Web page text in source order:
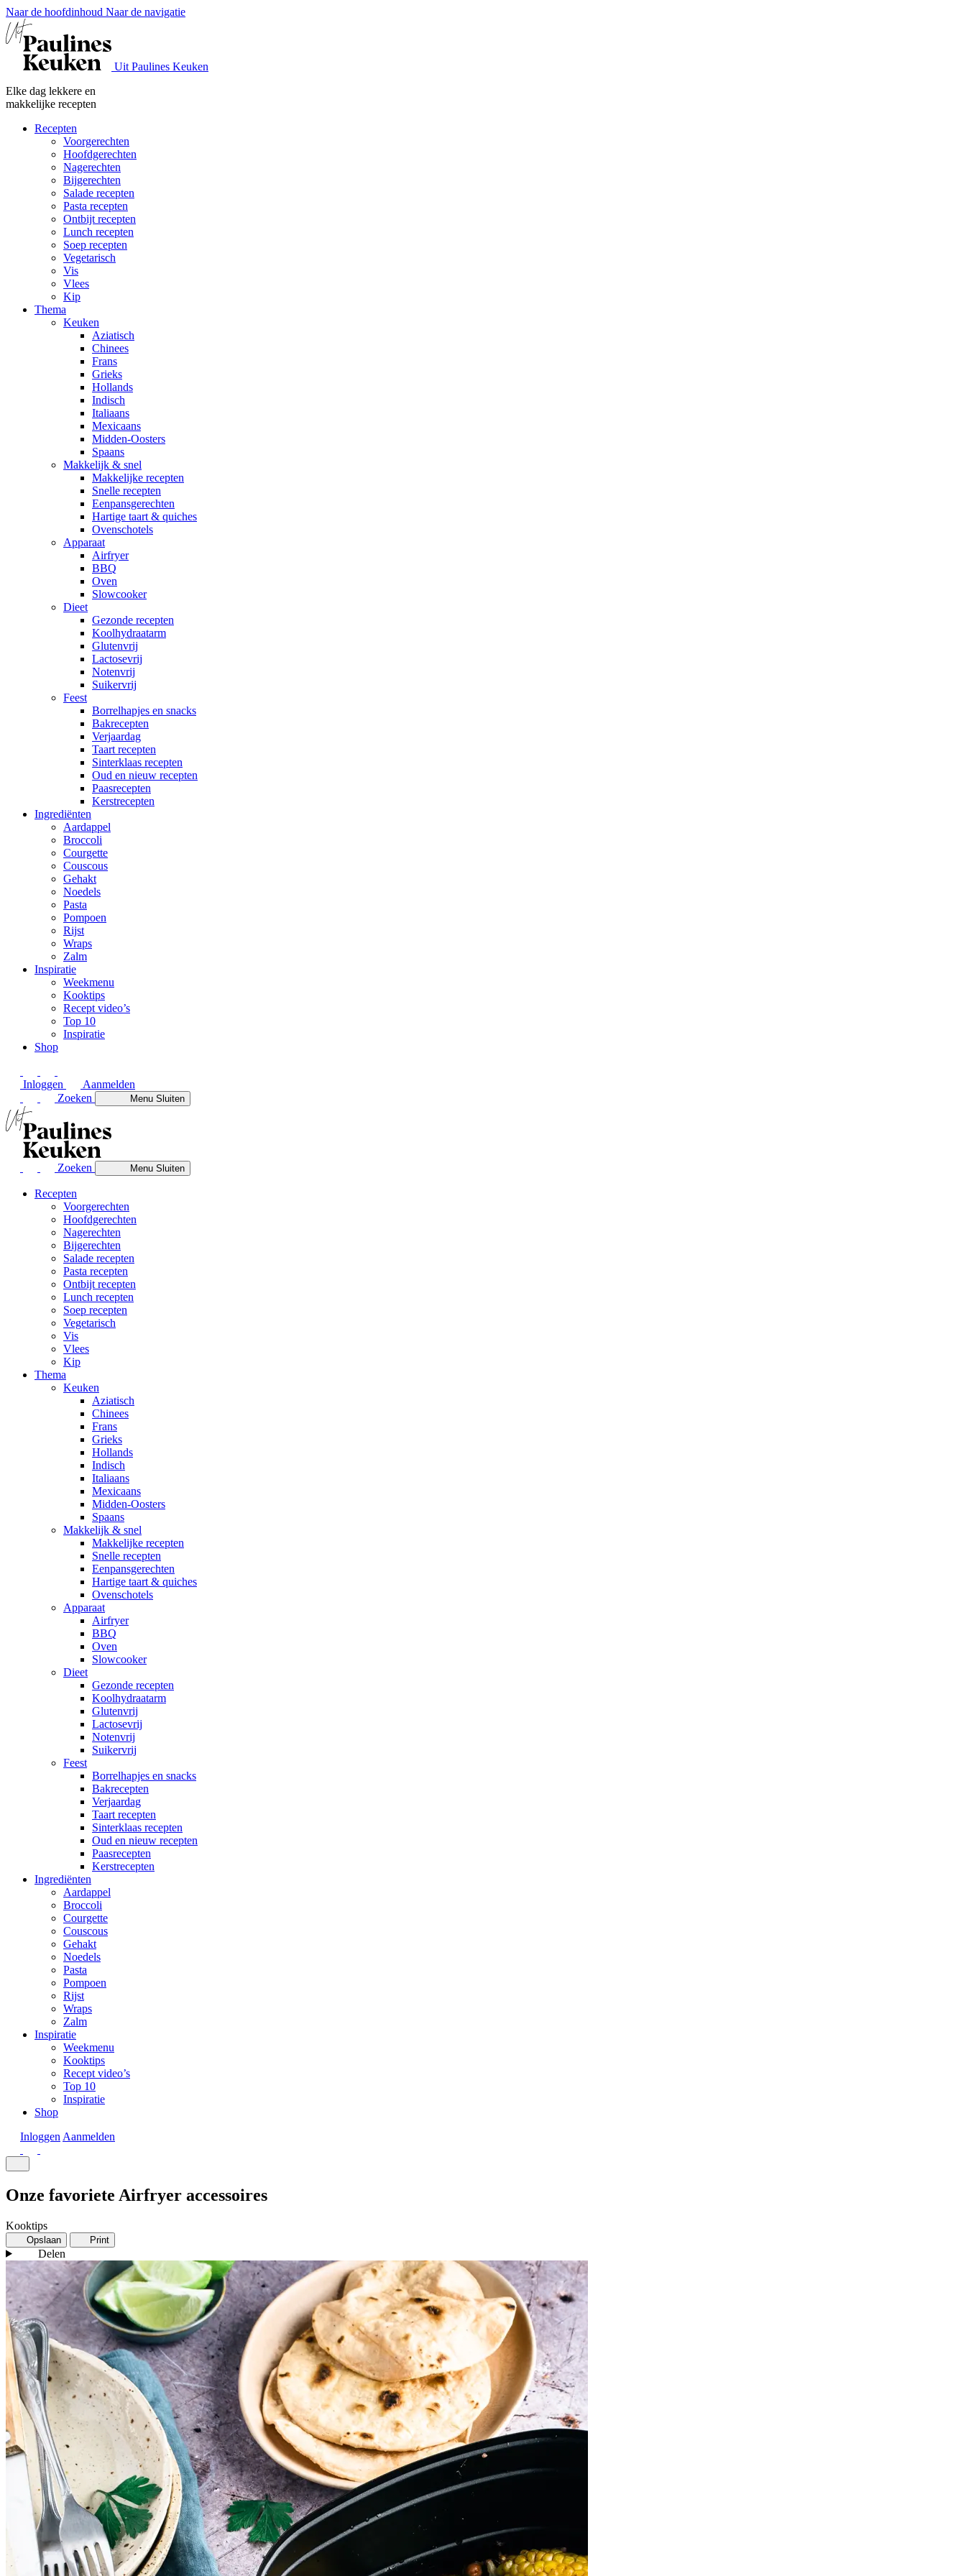
Naar de hoofdinhoud Naar de navigatie
Uit Paulines Keuken
Elke dag lekkere en
makkelijke recepten
Recepten
Voorgerechten
Hoofdgerechten
Nagerechten
Bijgerechten
Salade recepten
Pasta recepten
Ontbijt recepten
Lunch recepten
Soep recepten
Vegetarisch
Vis
Vlees
Kip
Thema
Keuken
Aziatisch
Chinees
Frans
Grieks
Hollands
Indisch
Italiaans
Mexicaans
Midden-Oosters
Spaans
Makkelijk & snel
Makkelijke recepten
Snelle recepten
Eenpansgerechten
Hartige taart & quiches
Ovenschotels
Apparaat
Airfryer
BBQ
Oven
Slowcooker
Dieet
Gezonde recepten
Koolhydraatarm
Glutenvrij
Lactosevrij
Notenvrij
Suikervrij
Feest
Borrelhapjes en snacks
Bakrecepten
Verjaardag
Taart recepten
Sinterklaas recepten
Oud en nieuw recepten
Paasrecepten
Kerstrecepten
Ingrediënten
Aardappel
Broccoli
Courgette
Couscous
Gehakt
Noedels
Pasta
Pompoen
Rijst
Wraps
Zalm
Inspiratie
Weekmenu
Kooktips
Recept video’s
Top 10
Inspiratie
Shop
Inloggen
Aanmelden
Zoeken
MenuSluiten
Zoeken MenuSluiten
Recepten
Voorgerechten
Hoofdgerechten
Nagerechten
Bijgerechten
Salade recepten
Pasta recepten
Ontbijt recepten
Lunch recepten
Soep recepten
Vegetarisch
Vis
Vlees
Kip
Thema
Keuken
Aziatisch
Chinees
Frans
Grieks
Hollands
Indisch
Italiaans
Mexicaans
Midden-Oosters
Spaans
Makkelijk & snel
Makkelijke recepten
Snelle recepten
Eenpansgerechten
Hartige taart & quiches
Ovenschotels
Apparaat
Airfryer
BBQ
Oven
Slowcooker
Dieet
Gezonde recepten
Koolhydraatarm
Glutenvrij
Lactosevrij
Notenvrij
Suikervrij
Feest
Borrelhapjes en snacks
Bakrecepten
Verjaardag
Taart recepten
Sinterklaas recepten
Oud en nieuw recepten
Paasrecepten
Kerstrecepten
Ingrediënten
Aardappel
Broccoli
Courgette
Couscous
Gehakt
Noedels
Pasta
Pompoen
Rijst
Wraps
Zalm
Inspiratie
Weekmenu
Kooktips
Recept video’s
Top 10
Inspiratie
Shop
Inloggen Aanmelden
Onze favoriete Airfryer accessoires
Kooktips
Opslaan Print
Delen